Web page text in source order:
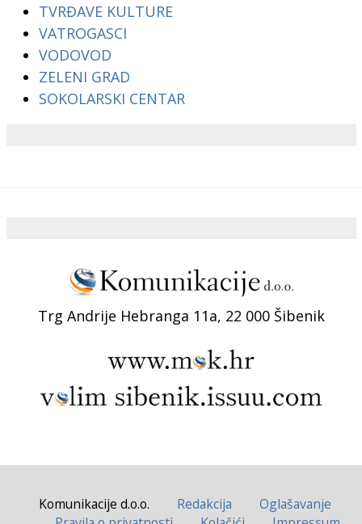
TVRĐAVE KULTURE
VATROGASCI
VODOVOD
ZELENI GRAD
SOKOLARSKI CENTAR
Trg Andrije Hebranga 11a, 22 000 Šibenik
Komunikacije d.o.o. Redakcija
Oglašavanje